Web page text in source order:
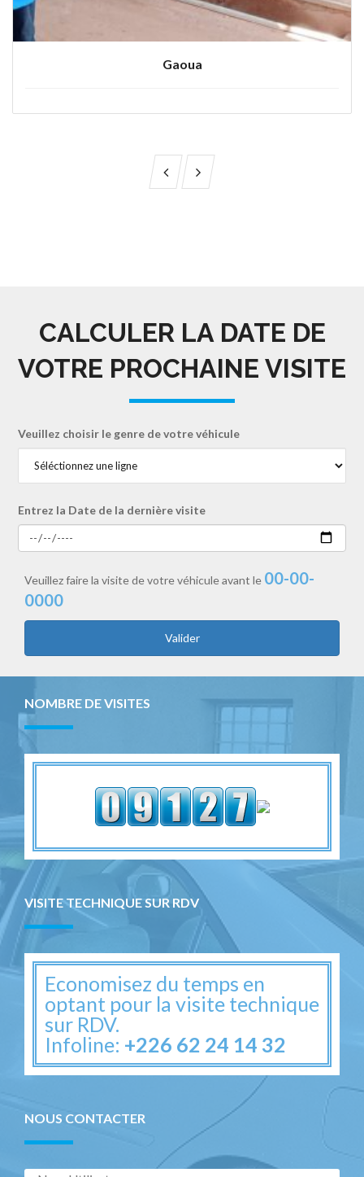
Gaoua
CALCULER LA DATE DE
VOTRE PROCHAINE VISITE
Veuillez choisir le genre de votre véhicule
Entrez la Date de la dernière visite
Veuillez faire la visite de votre véhicule avant le 00-00-
0000
Valider
NOMBRE DE VISITES
VISITE TECHNIQUE SUR RDV
Economisez du temps en
optant pour la visite technique
sur RDV.
Infoline: +226 62 24 14 32
NOUS CONTACTER